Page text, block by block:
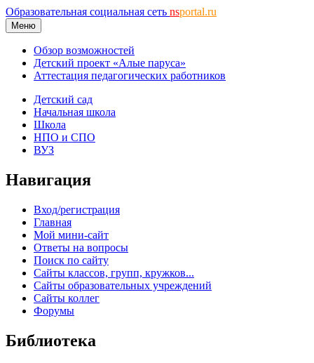
Образовательная социальная сеть nsportal.ru
Меню
Обзор возможностей
Детский проект «Алые паруса»
Аттестация педагогических работников
Детский сад
Начальная школа
Школа
НПО и СПО
ВУЗ
Навигация
Вход/регистрация
Главная
Мой мини-сайт
Ответы на вопросы
Поиск по сайту
Сайты классов, групп, кружков...
Сайты образовательных учреждений
Сайты коллег
Форумы
Библиотека